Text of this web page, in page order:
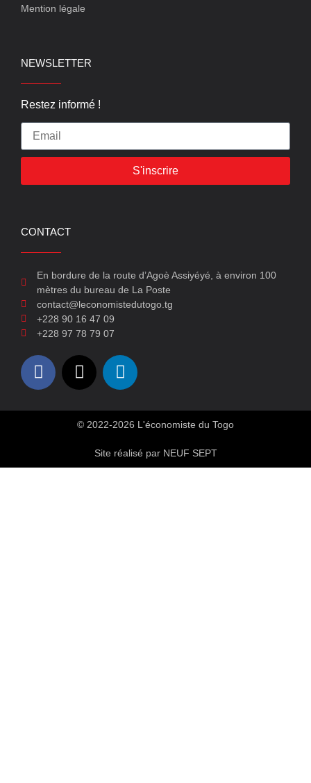
Mention légale
NEWSLETTER
Restez informé !
S'inscrire
CONTACT
En bordure de la route d’Agoè Assiyéyé, à environ 100
mètres du bureau de La Poste
contact@leconomistedutogo.tg
+228 90 16 47 09
+228 97 78 79 07
© 2022-2026 L'économiste du Togo
Site réalisé par NEUF SEPT